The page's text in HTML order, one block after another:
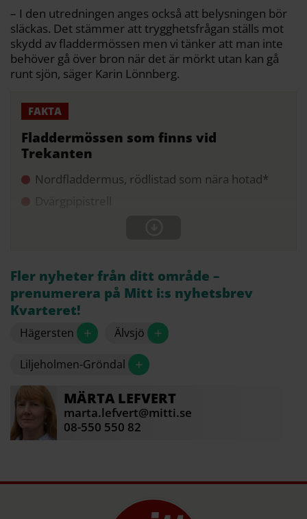
– I den utredningen anges också att belysningen bör
släckas. Det stämmer att trygghetsfrågan ställs mot
skydd av fladdermössen men vi tänker att man inte
behöver gå över bron när det är mörkt utan kan gå
runt sjön, säger Karin Lönnberg.
Fladdermössen som finns vid
Trekanten
Nordfladdermus, rödlistad som nära hotad*
Dvärgpipistrell
Fler nyheter från ditt område –
prenumerera på Mitt i:s nyhetsbrev
Kvarteret!
Hägersten + Älvsjö +
Liljeholmen-Gröndal +
MÄRTA LEFVERT
marta.lefvert@mitti.se
08-550 550 82